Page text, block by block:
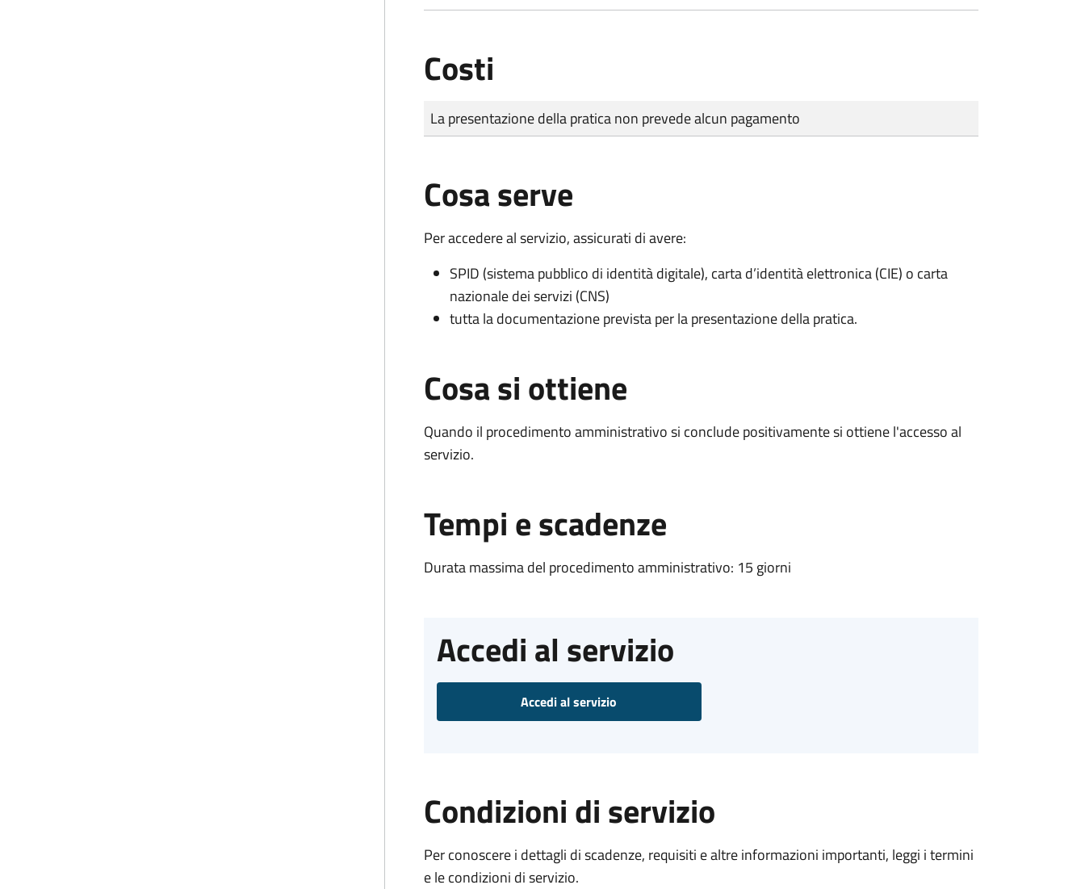
Costi
Tipo di pagamento
Importo
La presentazione della pratica non prevede alcun pagamento
Cosa serve
Per accedere al servizio, assicurati di avere:
SPID (sistema pubblico di identità digitale), carta d’identità elettronica (CIE) o carta
nazionale dei servizi (CNS)
tutta la documentazione prevista per la presentazione della pratica.
Cosa si ottiene
Quando il procedimento amministrativo si conclude positivamente si ottiene l'accesso al
servizio.
Tempi e scadenze
Durata massima del procedimento amministrativo: 15 giorni
Accedi al servizio
Accedi al servizio
Condizioni di servizio
Per conoscere i dettagli di scadenze, requisiti e altre informazioni importanti, leggi i termini
e le condizioni di servizio.